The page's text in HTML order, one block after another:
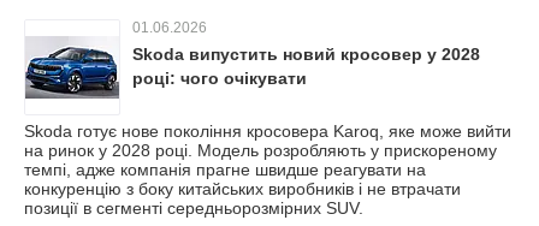
01.06.2026
Skoda випустить новий кросовер у 2028
році: чого очікувати
Skoda готує нове покоління кросовера Karoq, яке може вийти
на ринок у 2028 році. Модель розробляють у прискореному
темпі, адже компанія прагне швидше реагувати на
конкуренцію з боку китайських виробників і не втрачати
позиції в сегменті середньорозмірних SUV.